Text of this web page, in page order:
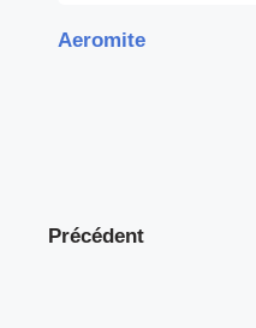
Aeromite
Précédent